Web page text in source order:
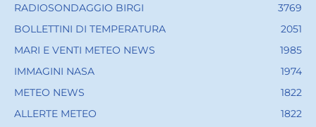
RADIOSONDAGGIO BIRGI
3769
BOLLETTINI DI TEMPERATURA
2051
MARI E VENTI METEO NEWS
1985
IMMAGINI NASA
1974
METEO NEWS
1822
ALLERTE METEO
1822